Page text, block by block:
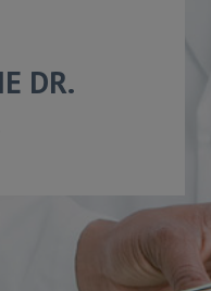
DR.